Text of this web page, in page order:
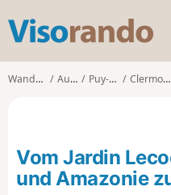
s
o
o
Wanderungen Auvergne Puy-de-Dôme Clermont-Ferrand
Vom Jardin
und Amazonie